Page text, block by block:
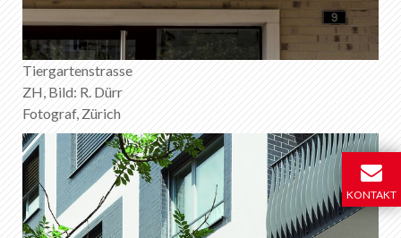
Tiergartenstrasse
ZH, Bild: R. Dürr
Fotograf, Zürich
KONTAKT